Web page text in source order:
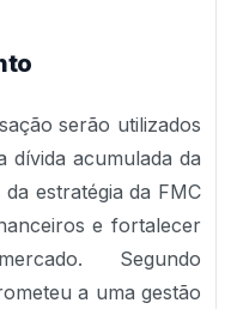
serão utilizados
dívida acumulada da
estratégia da FMC
e fortalecer
Segundo
a uma gestão